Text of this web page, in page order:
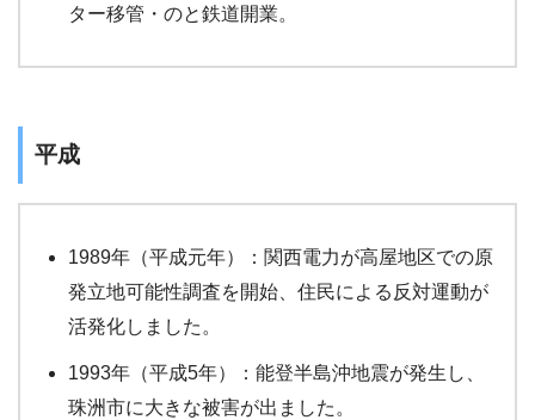
ター移管・のと鉄道開業。
平成
1989年（平成元年）：関西電力が高屋地区での原
発立地可能性調査を開始、住民による反対運動が
活発化しました。
1993年（平成5年）：能登半島沖地震が発生し、
珠洲市に大きな被害が出ました。